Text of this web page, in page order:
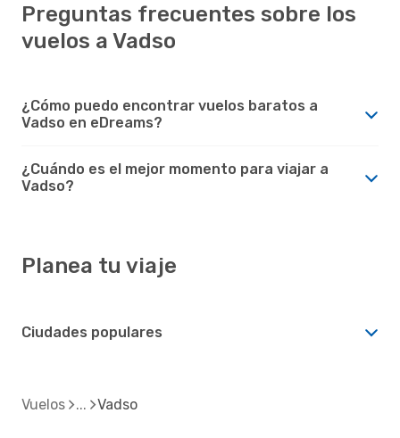
Preguntas frecuentes sobre los
vuelos a Vadso
¿Cómo puedo encontrar vuelos baratos a
Vadso en eDreams?
¿Cuándo es el mejor momento para viajar a
Vadso?
Planea tu viaje
Ciudades populares
Vuelos Vadso